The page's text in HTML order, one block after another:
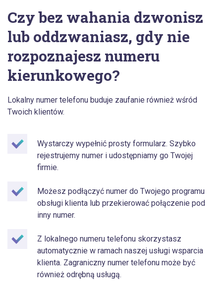
Czy bez wahania dzwonisz
lub oddzwaniasz, gdy nie
rozpoznajesz numeru
kierunkowego?
Lokalny numer telefonu buduje zaufanie również wśród
Twoich klientów.
Wystarczy wypełnić prosty formularz. Szybko
rejestrujemy numer i udostępniamy go Twojej
firmie.
Możesz podłączyć numer do Twojego programu
obsługi klienta lub przekierować połączenie pod
inny numer.
Z lokalnego numeru telefonu skorzystasz
automatycznie w ramach naszej usługi wsparcia
klienta. Zagraniczny numer telefonu może być
również odrębną usługą.